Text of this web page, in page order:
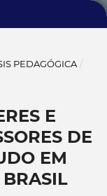
PEDAGÓGICA /
E
DE
EM